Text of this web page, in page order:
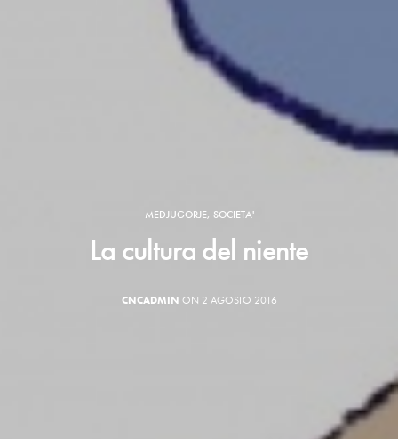
MEDJUGORJE, SOCIETA'
La cultura del niente
CNCADMIN ON 2 AGOSTO 2016